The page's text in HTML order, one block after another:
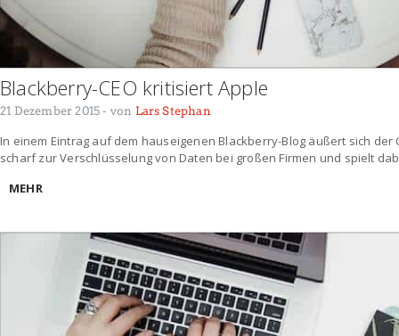
Blackberry-CEO kritisiert Apple
21 Dezember 2015 - von Lars Stephan
In einem Eintrag auf dem hauseigenen Blackberry-Blog äußert sich der
scharf zur Verschlüsselung von Daten bei großen Firmen und spielt
MEHR